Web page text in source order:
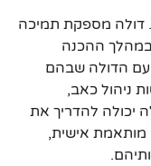
דולה מספקת תמיכה
ההכנה
עם הדולה שבהם
ניהול כאב,
יכולה להדריך את
מותאמת אישית,